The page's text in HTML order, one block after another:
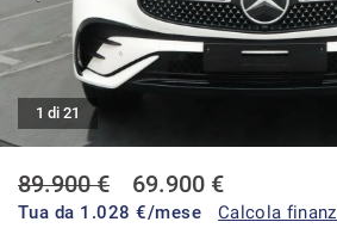
ASSISTENZA
CONTATTI
1 di 21
89.900 € 69.900 €
Tua da 1.028 €/mese Calcola
tecnologie
tracciamento
adottiamo
per
le
funzionalità